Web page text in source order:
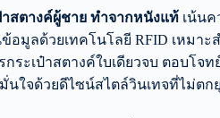
าสตางค์ผู้ชาย ทำจากหนังแท้ เน้น
อมูลด้วยเทคโนโลยี RFID เหมาะ
ระเป๋าสตางค์ใบเดียวจบ ตอบโจท
นใจด้วยดีไซน์สไตล์วินเทจที่ไม่ตก